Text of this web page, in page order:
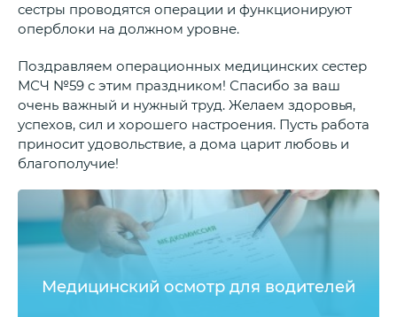
сестры проводятся операции и функционируют
оперблоки на должном уровне.
Поздравляем операционных медицинских сестер
МСЧ №59 с этим праздником! Спасибо за ваш
очень важный и нужный труд. Желаем здоровья,
успехов, сил и хорошего настроения. Пусть работа
приносит удовольствие, а дома царит любовь и
благополучие!
Медицинский осмотр для водителей